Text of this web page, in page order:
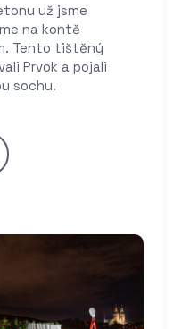
už jsme
na kontě
Tento tištěný
Prvok a pojali
sochu.